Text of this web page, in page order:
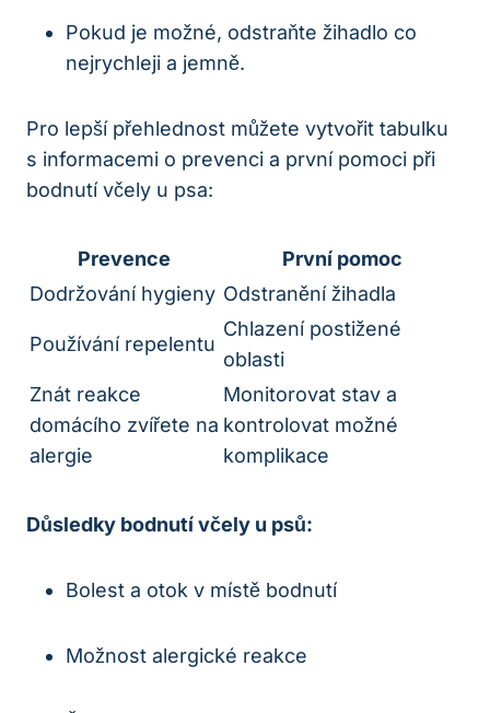
Pokud je možné, odstraňte žihadlo co
nejrychleji a jemně.
Pro lepší přehlednost můžete vytvořit tabulku
s informacemi o prevenci a první pomoci při
bodnutí včely u psa:
Prevence
První pomoc
Dodržování hygieny Odstranění žihadla
Používání repelentu
Chlazení postižené
oblasti
Znát reakce
domácího zvířete na
alergie
Monitorovat stav a
kontrolovat možné
komplikace
Důsledky bodnutí včely u psů:
Bolest a otok v místě bodnutí
Možnost alergické reakce